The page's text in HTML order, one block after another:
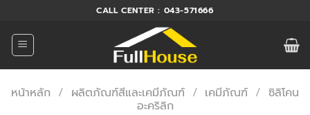
ยัง
เนื้อหา
CALL CENTER : 043-571666
หน้าหลัก / ผลิตภัณฑ์สีและเคมีภัณฑ์ / เคมีภัณฑ์ / ซิลิโคน
อะคริลิก